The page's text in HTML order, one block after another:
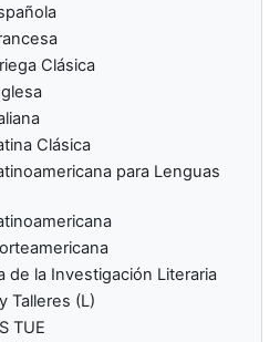
Clásica
Clásica
para Lenguas
de la Investigación Literaria
Talleres (L)
TUE